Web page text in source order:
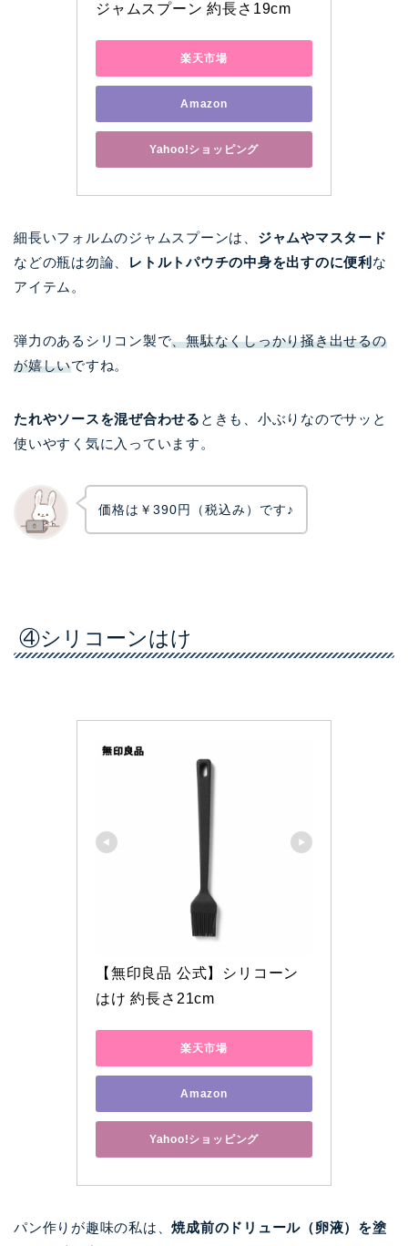
ジャムスプーン 約長さ19cm
楽天市場
Amazon
Yahoo!ショッピング
細長いフォルムのジャムスプーンは、 ジャムやマスタード
などの瓶は勿論、
レトルトパウチの中身を出すのに便利 な
アイテム。
弾力のあるシリコン製で、無駄なくしっかり掻き出せるの
が嬉しいですね。
たれやソースを混ぜ合わせる ときも、小ぶりなのでサッと
使いやすく気に入っています。
価格は￥390円（税込み）です♪
④シリコーンはけ
【無印良品 公式】シリコーン
はけ 約長さ21cm
楽天市場
Amazon
Yahoo!ショッピング
パン作りが趣味の私は、焼成前のドリュール（卵液）を塗